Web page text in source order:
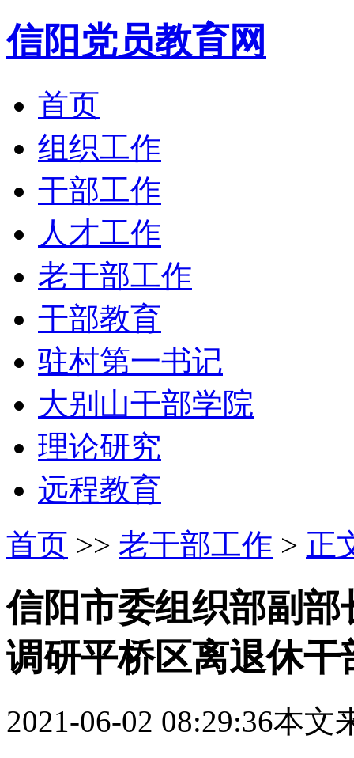
信阳党员教育网
首页
组织工作
干部工作
人才工作
老干部工作
干部教育
驻村第一书记
大别山干部学院
理论研究
远程教育
首页 >> 老干部工作 > 正
信阳市委组织部副
调研平桥区离退休干
2021-06-02 08:29:36本文